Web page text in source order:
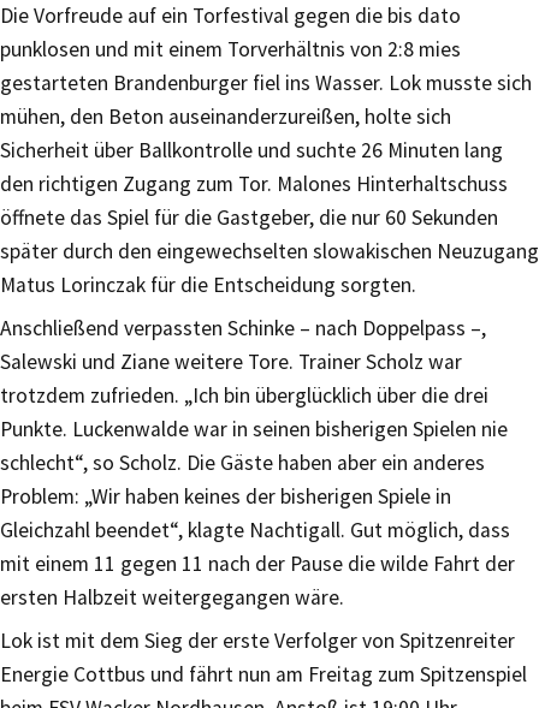
Die Vorfreude auf ein Torfestival gegen die bis dato
punklosen und mit einem Torverhältnis von 2:8 mies
gestarteten Brandenburger fiel ins Wasser. Lok musste sich
mühen, den Beton auseinanderzureißen, holte sich
Sicherheit über Ballkontrolle und suchte 26 Minuten lang
den richtigen Zugang zum Tor. Malones Hinterhaltschuss
öffnete das Spiel für die Gastgeber, die nur 60 Sekunden
später durch den eingewechselten slowakischen Neuzugang
Matus Lorinczak für die Entscheidung sorgten.
Anschließend verpassten Schinke – nach Doppelpass –,
Salewski und Ziane weitere Tore. Trainer Scholz war
trotzdem zufrieden. „Ich bin überglücklich über die drei
Punkte. Luckenwalde war in seinen bisherigen Spielen nie
schlecht“, so Scholz. Die Gäste haben aber ein anderes
Problem: „Wir haben keines der bisherigen Spiele in
Gleichzahl beendet“, klagte Nachtigall. Gut möglich, dass
mit einem 11 gegen 11 nach der Pause die wilde Fahrt der
ersten Halbzeit weitergegangen wäre.
Lok ist mit dem Sieg der erste Verfolger von Spitzenreiter
Energie Cottbus und fährt nun am Freitag zum Spitzenspiel